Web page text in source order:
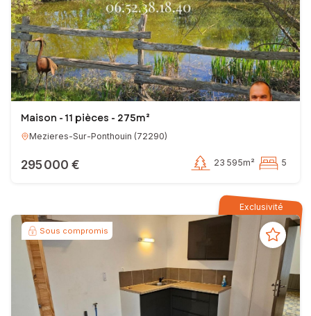
Maison - 11 pièces - 275m²
Mezieres-Sur-Ponthouin (72290)
295 000 € 23 595m² 5
Exclusivité
Sous compromis